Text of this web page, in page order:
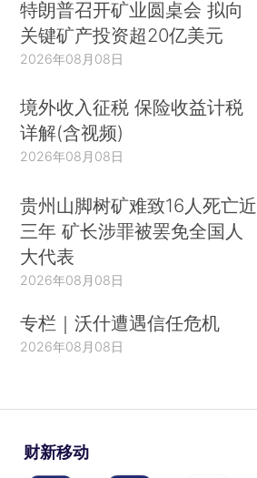
特朗普召开矿业圆桌会 拟向
关键矿产投资超20亿美元
2026年08月08日
境外收入征税 保险收益计税
详解(含视频)
2026年08月08日
贵州山脚树矿难致16人死亡近
三年 矿长涉罪被罢免全国人
大代表
2026年08月08日
专栏｜沃什遭遇信任危机
2026年08月08日
财新移动